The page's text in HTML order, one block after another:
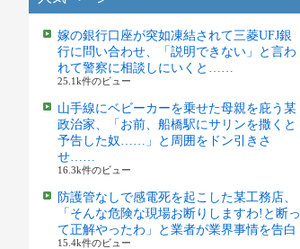
嫁の銀行口座が突如凍結されて三菱UFJ銀
行に問い合わせ、「説明できない」と言わ
れて警察に相談しにいくと……
25.1k件のビュー
山手線にベビーカーを乗せた母親を庇う某
政治家、「お前、船橋駅にサリンを撒くと
予告した奴……」と周囲をドン引きさ
せ……
16.3k件のビュー
防護管なしで感電死を起こした某工務店、
「そんな危険な現場お断りしますわ!と断っ
て正解やったわ」と業者が業界事情を告白
15.4k件のビュー